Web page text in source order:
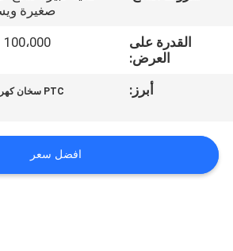
اطلب
خريطة
الموقع
صغيرة
القدرة على
العرض:
100،000 جهاز كمبيوتر شخصى
أبرز: PTC سخان كهربائي ، سخان PTC الكهربائية
افضل سعر